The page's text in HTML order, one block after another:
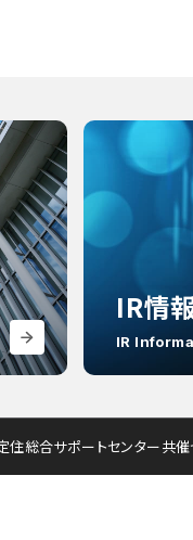
IR情
IR
住総合サポートセンター共